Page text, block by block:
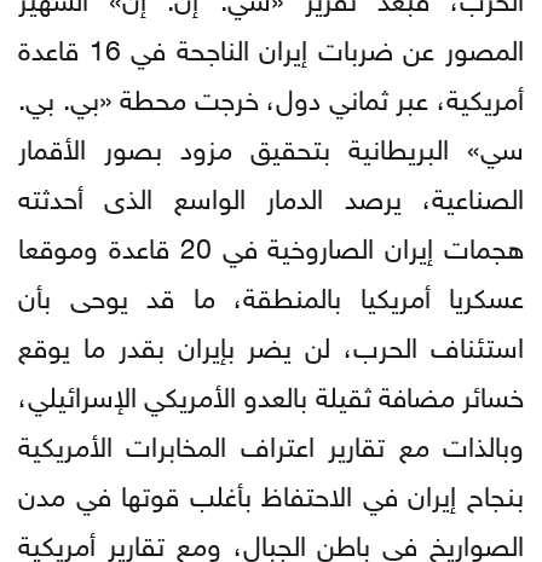
المصور عن ضربات إيران الناجحة في 16 قاعدة
أمريكية، عبر ثماني دول، خرجت محطة «بي. بي.
سي» البريطانية بتحقيق مزود بصور الأقمار
الصناعية، يرصد الدمار الواسع الذى أحدثته
هجمات إيران الصاروخية في 20 قاعدة وموقعا
عسكريا أمريكيا بالمنطقة، ما قد يوحى بأن
استئناف الحرب، لن يضر بإيران بقدر ما يوقع
خسائر مضافة ثقيلة بالعدو الأمريكي الإسرائيلي،
وبالذات مع تقارير اعتراف المخابرات الأمريكية
بنجاح إيران في الاحتفاظ بأغلب قوتها في مدن
الصواريخ في باطن الجبال، ومع تقارير أمريكية